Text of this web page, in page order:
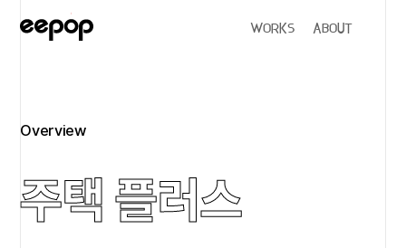
WORKS ABOUT
Overview
주택 플러스